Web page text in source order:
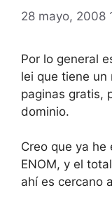
28 mayo, 2008
Por lo general
lei que tiene
paginas gratis,
dominio.
Creo que ya he
ENOM, y el
ahí es cercano